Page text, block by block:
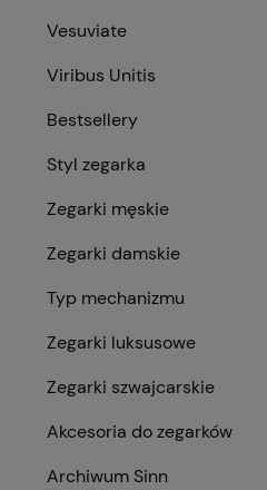
Vesuviate
Viribus Unitis
Bestsellery
Styl zegarka
Zegarki męskie
Zegarki damskie
Typ mechanizmu
Zegarki luksusowe
Zegarki szwajcarskie
Akcesoria do zegarków
Archiwum Sinn